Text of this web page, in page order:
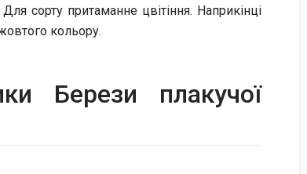
сорту притаманне цвітіння. Наприкінці
кольору.
Берези плакучої